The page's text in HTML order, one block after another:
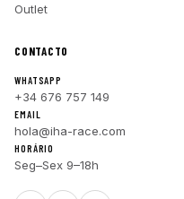
Outlet
CONTACTO
WHATSAPP
+34 676 757 149
EMAIL
hola@iha-race.com
HORÁRIO
Seg–Sex 9–18h